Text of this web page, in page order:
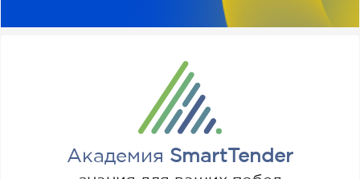
Академия SmartTender